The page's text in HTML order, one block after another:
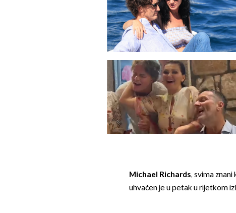
Michael Richards, svima
uhvačen je u petak u rijetkom